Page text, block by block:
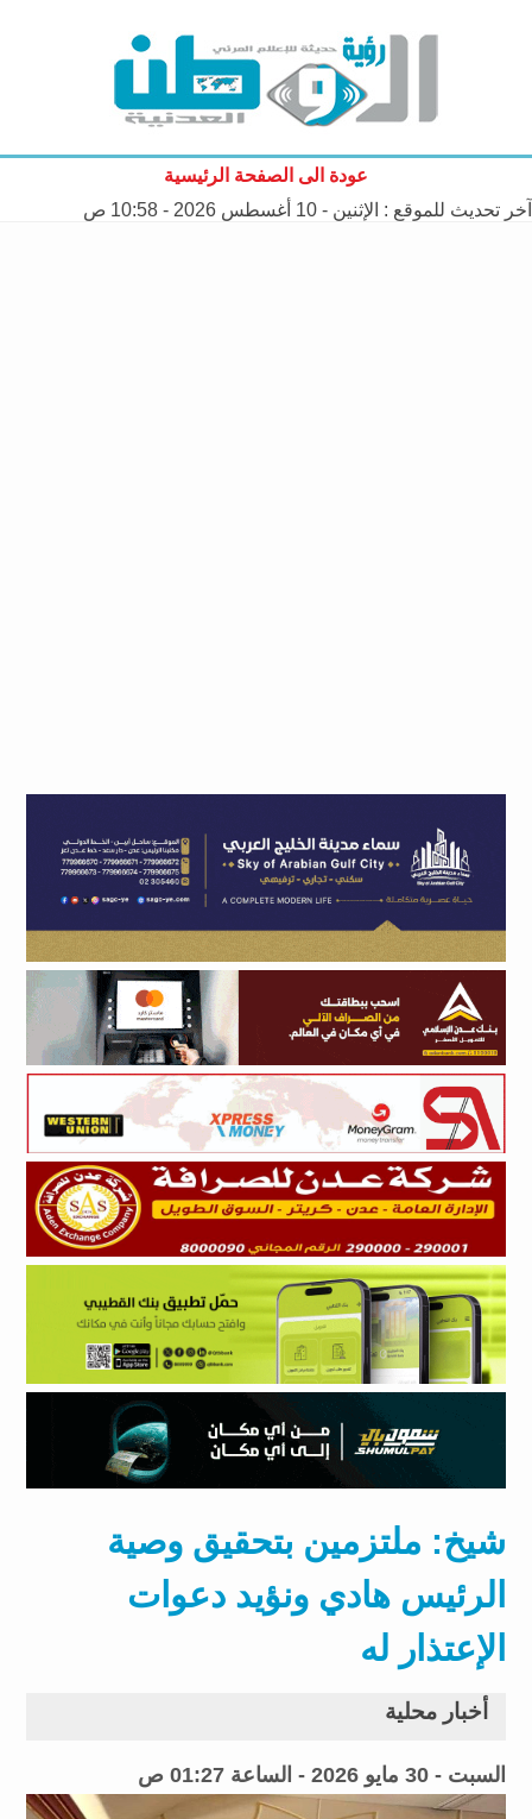
عودة الى الصفحة الرئيسية
آخر تحديث للموقع : الإثنين - 10 أغسطس 2026 - 10:58 ص
شيخ: ملتزمين بتحقيق وصية
الرئيس هادي ونؤيد دعوات
الإعتذار له
أخبار محلية
السبت - 30 مايو 2026 - الساعة 01:27 ص